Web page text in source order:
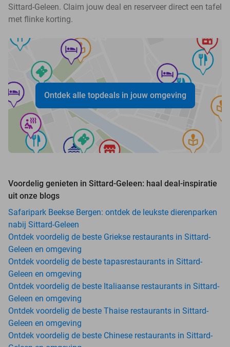
Sittard-Geleen. Claim jouw deal en reserveer direct een tafel
met flinke korting.
Ontdek alle topdeals in jouw omgeving
Voordelig genieten in Sittard-Geleen: haal deal-inspiratie
uit onze blogs
Safaripark Beekse Bergen: ontdek de leukste dierenparken
nabij Sittard-Geleen
Ontdek voordelig de beste Griekse restaurants in Sittard-
Geleen en omgeving
Ontdek voordelig de beste tapasrestaurants in Sittard-
Geleen en omgeving
Ontdek voordelig de beste Italiaanse restaurants in Sittard-
Geleen en omgeving
Ontdek voordelig de beste Thaise restaurants in Sittard-
Geleen en omgeving
Ontdek voordelig de beste Chinese restaurants in Sittard-